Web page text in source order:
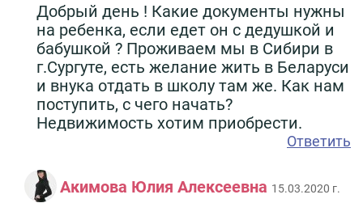
Добрый день ! Какие документы нужны
на ребенка, если едет он с дедушкой и
бабушкой ? Проживаем мы в Сибири в
г.Сургуте, есть желание жить в Беларуси
и внука отдать в школу там же. Как нам
поступить, с чего начать?
Недвижимость хотим приобрести.
Ответить
Акимова Юлия Алексеевна 15.03.2020 г.